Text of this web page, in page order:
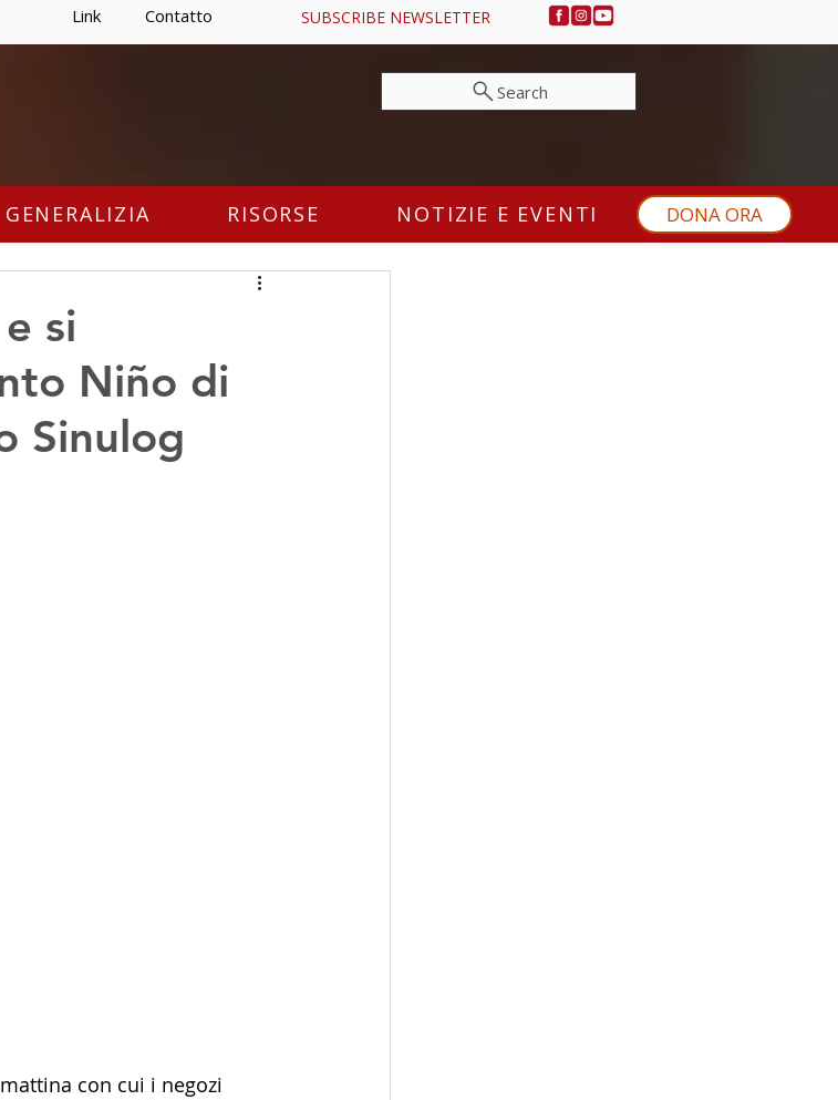
Link Contatto SUBSCRIBE NEWSLETTER
Search
RISORSE NOTIZIE E EVENTI DONA ORA
si
Niño di
Sinulog
con cui i negozi